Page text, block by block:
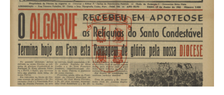
INTERVIEWS
NEWS
MEDIA
PORTUGUESE